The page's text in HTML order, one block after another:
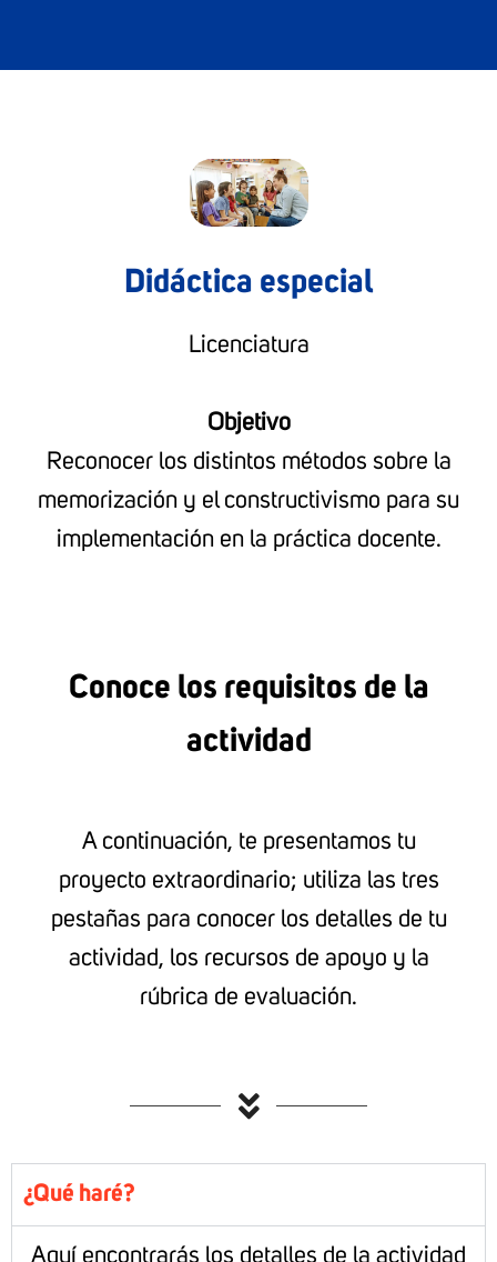
Didáctica especial
Licenciatura
Objetivo
Reconocer los distintos métodos sobre la
memorización y el constructivismo para su
implementación en la práctica docente.
Conoce los requisitos de la
actividad
A continuación, te presentamos tu
proyecto extraordinario; utiliza las tres
pestañas para conocer los detalles de tu
actividad, los recursos de apoyo y la
rúbrica de evaluación.
¿Qué haré?
Aquí encontrarás los detalles de la actividad